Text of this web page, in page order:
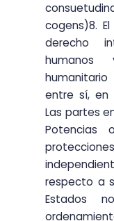
cogens)8.
derecho
humanos
entre sí, en
Las partes
Potencias
respecto a
Estados